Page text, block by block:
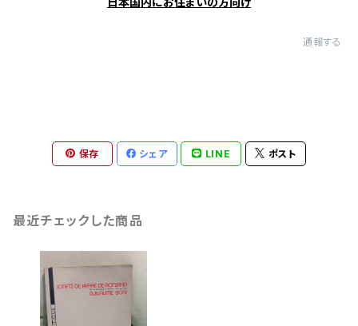
通報する
保存 シェア LINE ポスト
最近チェックした商品